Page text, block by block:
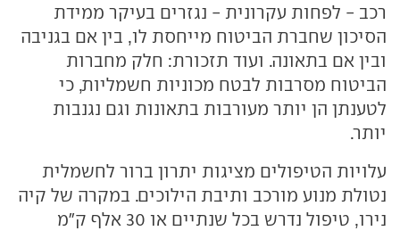
רכב - לפחות עקרונית - נגזרים בעיקר ממידת
הסיכון שחברת הביטוח מייחסת לו, בין אם בגניבה
ובין אם בתאונה. ועוד תזכורת: חלק מחברות
הביטוח מסרבות לבטח מכוניות חשמליות, כי
לטענתן הן יותר מעורבות בתאונות וגם נגנבות
יותר.
עלויות הטיפולים מציגות יתרון ברור לחשמלית
נטולת מנוע מורכב ותיבת הילוכים. במקרה של קיה
נירו, טיפול נדרש בכל שנתיים או 30 אלף ק"מ